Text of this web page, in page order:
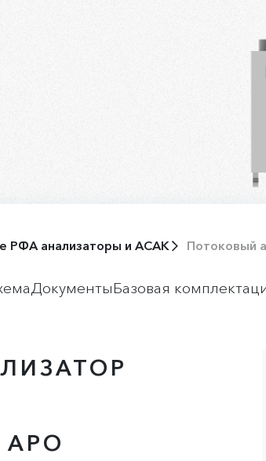
РФА анализаторы и АСАК Потоковый
ДокументыБазовая